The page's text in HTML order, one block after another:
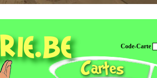
Code-Carte